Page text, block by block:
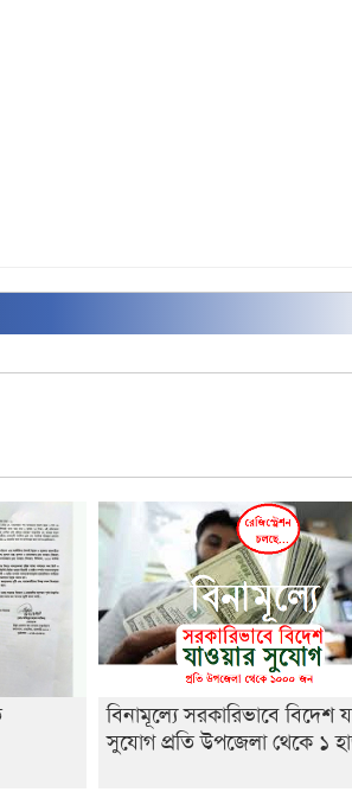
বিনামূল্যে সরকারিভাবে বিদেশ
সুযোগ প্রতি উপজেলা থেকে ১